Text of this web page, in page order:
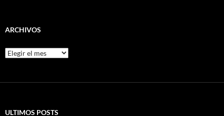
ARCHIVOS
Archivos
ULTIMOS POSTS